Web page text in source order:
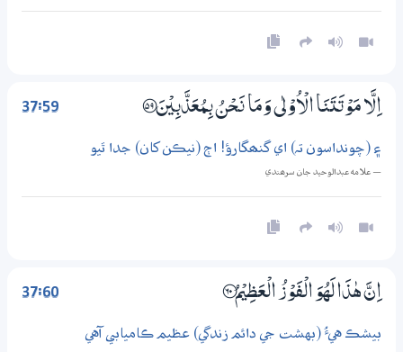
37:59 اِلَّا مَوْتَتَنَا الْاُوْلٰى وَمَا نَـحْنُ بِـمُعَذَّبِيْنَ ؀59
۽ (چونداسون تہ) اي گنھگارؤ! اڄ (نيڪن کان) جدا ٿيو
— علامه عبدالوحيد جان سرھندي
37:60 اِنَّ ھٰذَا لَهُوَ الْفَوْزُ الْعَظِيْمُ ؀60
بيشڪ هيءُ (بهشت جي دائم زندگي) عظيم ڪاميابي آهي